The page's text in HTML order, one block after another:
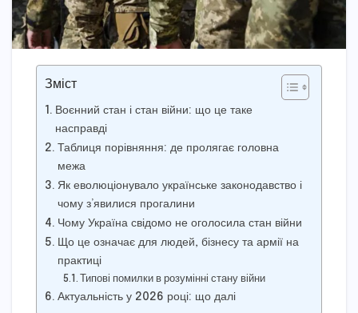
Зміст
Воєнний стан і стан війни: що це таке
насправді
Таблиця порівняння: де пролягає головна
межа
Як еволюціонувало українське законодавство і
чому з’явилися прогалини
Чому Україна свідомо не оголосила стан війни
Що це означає для людей, бізнесу та армії на
практиці
Типові помилки в розумінні стану війни
Актуальність у 2026 році: що далі